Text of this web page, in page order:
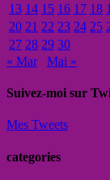
13 14 15 16 17 18
20 21 22 23 24 25
27 28 29 30
« Mar
Mai »
Suivez-moi sur
Mes Tweets
categories